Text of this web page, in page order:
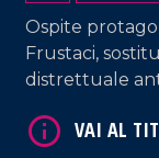
Ospite
Frustaci,
distrettuale
criminali,
VAI AL TITOLO